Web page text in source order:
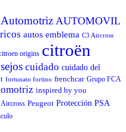
Automotriz AUTOMOVIL
autos emblema C3 Aircross
origins citroën
cuidado cuidado del
fortunato fortino frenchcar Grupo FCA
inspired by you
Peugeot Protección PSA